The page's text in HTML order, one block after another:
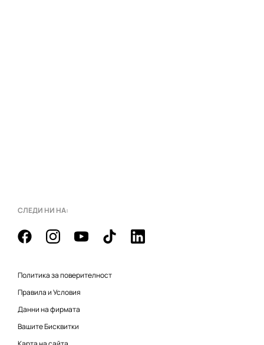
СЛЕДИ НИ НА:
Политика за поверителност
Правила и Условия
Данни на фирмата
Вашите Бисквитки